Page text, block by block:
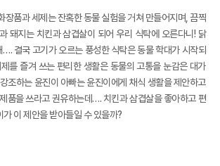
장품과 세제는 잔혹한 동물 실험을 거쳐 만들어지며, 끔찍
돼지는 치킨과 삼겹살이 되어 우리 식탁에 오른다니! 닭
결국 고기가 오르는 풍성한 식탁은 동물 학대가 시작되
를 즐겨 쓰는 편리한 생활은 동물의 고통을 눈감은 대가
조하는 윤진이 아빠는 윤진이에게 채식 생활을 제안하고
품을 쓰라고 권유하는데…. 치킨과 삼겹살을 좋아하고 편
이 제안을 받아들일 수 있을까?